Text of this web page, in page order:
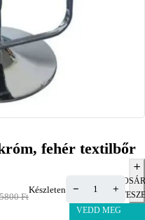
fehér textilbőr
Ft
Készleten
VEDD MEG